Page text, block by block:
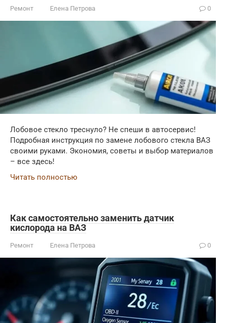
Ремонт Елена Петрова 0
Лобовое стекло треснуло? Не спеши в автосервис!
Подробная инструкция по замене лобового стекла ВАЗ
своими руками. Экономия, советы и выбор материалов
– все здесь!
Читать полностью
Как самостоятельно заменить датчик
кислорода на ВАЗ
Ремонт Елена Петрова 0